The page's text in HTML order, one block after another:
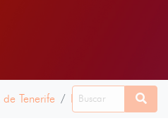
Tenerife Puntagorda 03